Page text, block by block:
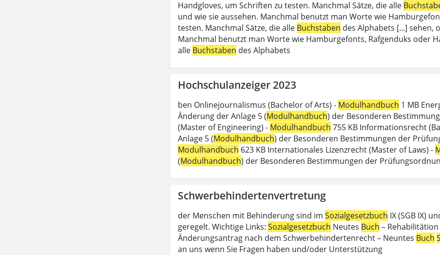
Handgloves, um Schriften zu testen. Manchmal Sätze, die alle
und wie sie aussehen. Manchmal benutzt man Worte wie
testen. Manchmal Sätze, die alle Buchstaben des Alphabets [...] sehen,
Manchmal benutzt man Worte wie Hamburgefonts, Rafgenduks oder
alle Buchstaben des Alphabets
Hochschulanzeiger 2023
ben Onlinejournalismus (Bachelor of Arts) - Modulhandbuch 1 MB
Änderung der Anlage 5 (Modulhandbuch) der Besonderen
(Master of Engineering) - Modulhandbuch 755 KB Informationsrecht
Anlage 5 (Modulhandbuch) der Besonderen Bestimmungen der
Modulhandbuch 623 KB Internationales Lizenzrecht (Master of Laws) -
(Modulhandbuch) der Besonderen Bestimmungen der
Schwerbehindertenvertretung
der Menschen mit Behinderung sind im Sozialgesetzbuch IX (SGB IX)
geregelt. Wichtige Links: Sozialgesetzbuch Neutes Buch –
Änderungsantrag nach dem Schwerbehindertenrecht – Neuntes Buch
an uns wenn Sie Fragen haben und/oder Unterstützung